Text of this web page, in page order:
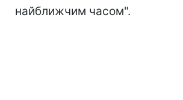
найближчим часом".